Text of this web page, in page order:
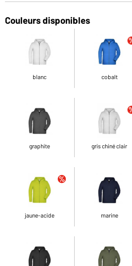
Couleurs disponibles
blanc cobalt
graphite gris chiné clair
jaune-acide marine